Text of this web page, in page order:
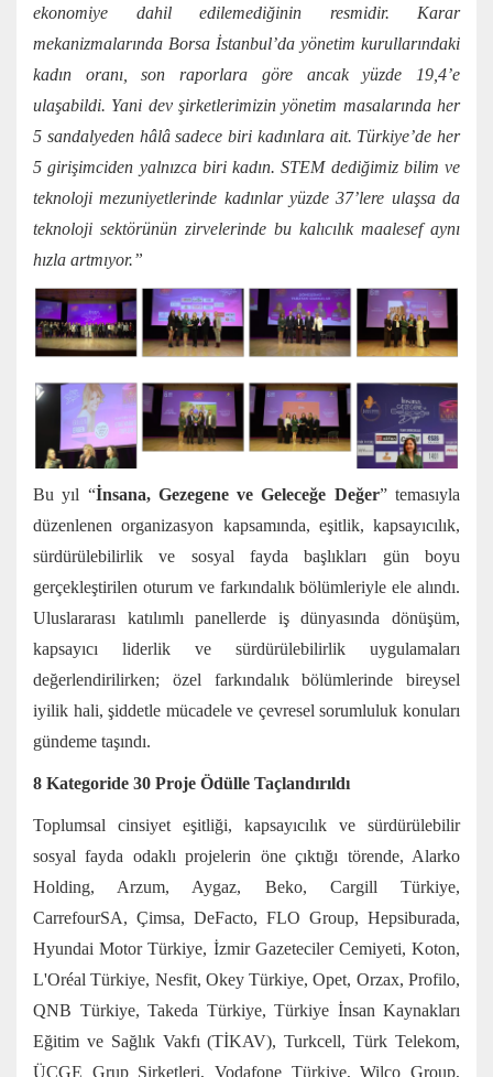
ekonomiye dahil edilemediğinin resmidir. Karar
mekanizmalarında Borsa İstanbul’da yönetim kurullarındaki
kadın oranı, son raporlara göre ancak yüzde 19,4’e
ulaşabildi. Yani dev şirketlerimizin yönetim masalarında her
5 sandalyeden hâlâ sadece biri kadınlara ait. Türkiye’de her
5 girişimciden yalnızca biri kadın. STEM dediğimiz bilim ve
teknoloji mezuniyetlerinde kadınlar yüzde 37’lere ulaşsa da
teknoloji sektörünün zirvelerinde bu kalıcılık maalesef aynı
hızla artmıyor.”
Bu yıl “İnsana, Gezegene ve Geleceğe Değer” temasıyla
düzenlenen organizasyon kapsamında, eşitlik, kapsayıcılık,
sürdürülebilirlik ve sosyal fayda başlıkları gün boyu
gerçekleştirilen oturum ve farkındalık bölümleriyle ele alındı.
Uluslararası katılımlı panellerde iş dünyasında dönüşüm,
kapsayıcı liderlik ve sürdürülebilirlik uygulamaları
değerlendirilirken; özel farkındalık bölümlerinde bireysel
iyilik hali, şiddetle mücadele ve çevresel sorumluluk konuları
gündeme taşındı.
8 Kategoride 30 Proje Ödülle Taçlandırıldı
Toplumsal cinsiyet eşitliği, kapsayıcılık ve sürdürülebilir
sosyal fayda odaklı projelerin öne çıktığı törende, Alarko
Holding, Arzum, Aygaz, Beko, Cargill Türkiye,
CarrefourSA, Çimsa, DeFacto, FLO Group, Hepsiburada,
Hyundai Motor Türkiye, İzmir Gazeteciler Cemiyeti, Koton,
L'Oréal Türkiye, Nesfit, Okey Türkiye, Opet, Orzax, Profilo,
QNB Türkiye, Takeda Türkiye, Türkiye İnsan Kaynakları
Eğitim ve Sağlık Vakfı (TİKAV), Turkcell, Türk Telekom,
ÜÇGE Grup Şirketleri, Vodafone Türkiye, Wilco Group,